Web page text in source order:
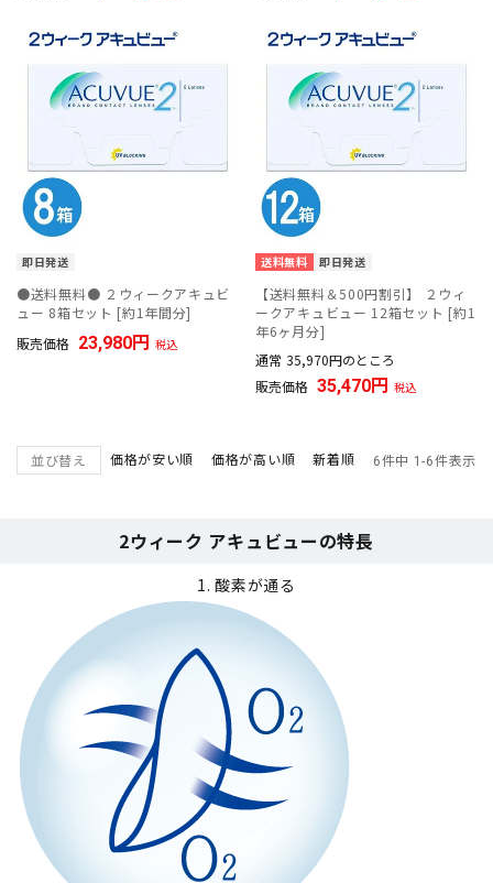
即日発送
●送料無料● ２ウィークアキュビ
ュー 8箱セット [約1年間分]
販売価格 23,980 税込
送料無料 即日発送
【送料無料＆500円割引】 ２ウィ
ークアキュビュー 12箱セット [約1
年6ヶ月分]
通常 35,970
のところ
販売価格 35,470 税込
並び替え 価格が安い順 価格が高い順 新着順 6件中 1-6件表示
2ウィーク アキュビューの特長
1. 酸素が通る